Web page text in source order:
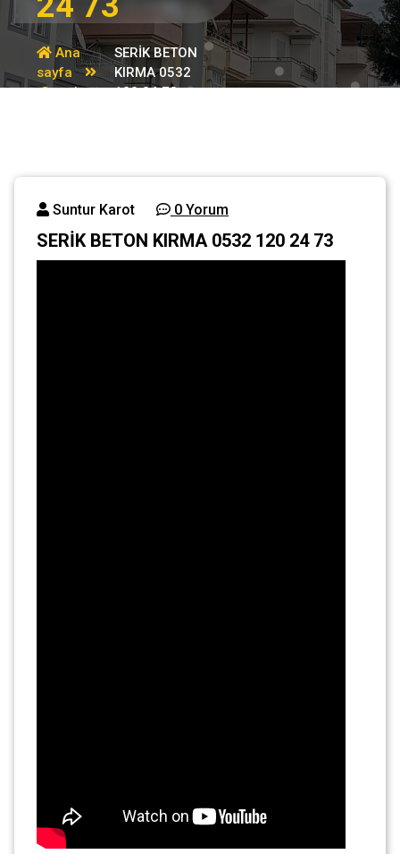
Ana
sayfa
Genel
SERİK BETON
KIRMA 0532
120 24 73
Suntur Karot 0 Yorum
SERİK BETON KIRMA 0532 120 24 73